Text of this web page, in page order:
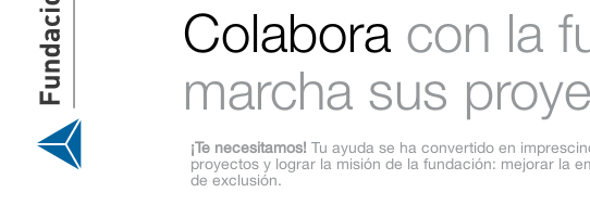
Colaboracon la
marcha sus
¡Te necesitamos! Tu ayuda se ha convertido en
proyectos y lograr la misión de la fundación: mejorar la
de exclusión.